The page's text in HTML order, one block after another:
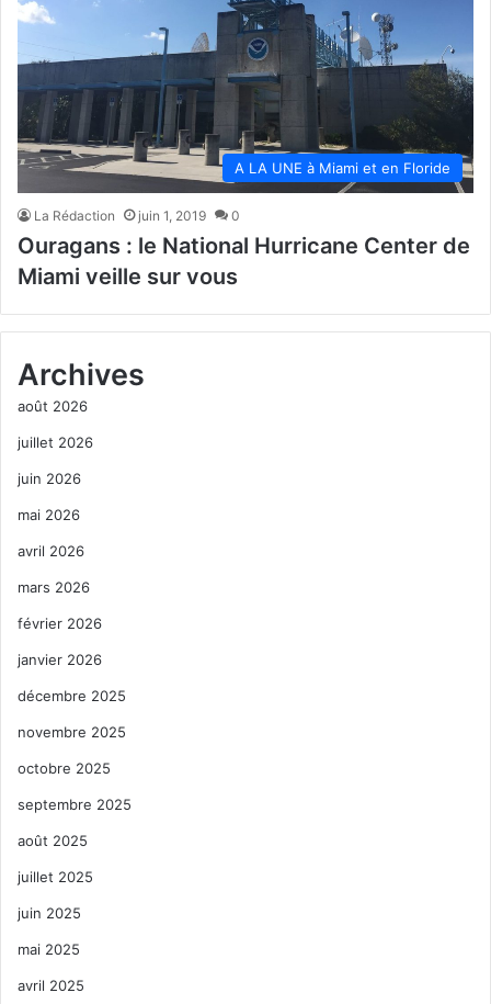
A LA UNE à Miami et en Floride
La Rédaction juin 1, 2019 0
Ouragans : le National Hurricane Center de
Miami veille sur vous
Archives
août 2026
juillet 2026
juin 2026
mai 2026
avril 2026
mars 2026
février 2026
janvier 2026
décembre 2025
novembre 2025
octobre 2025
septembre 2025
août 2025
juillet 2025
juin 2025
mai 2025
avril 2025